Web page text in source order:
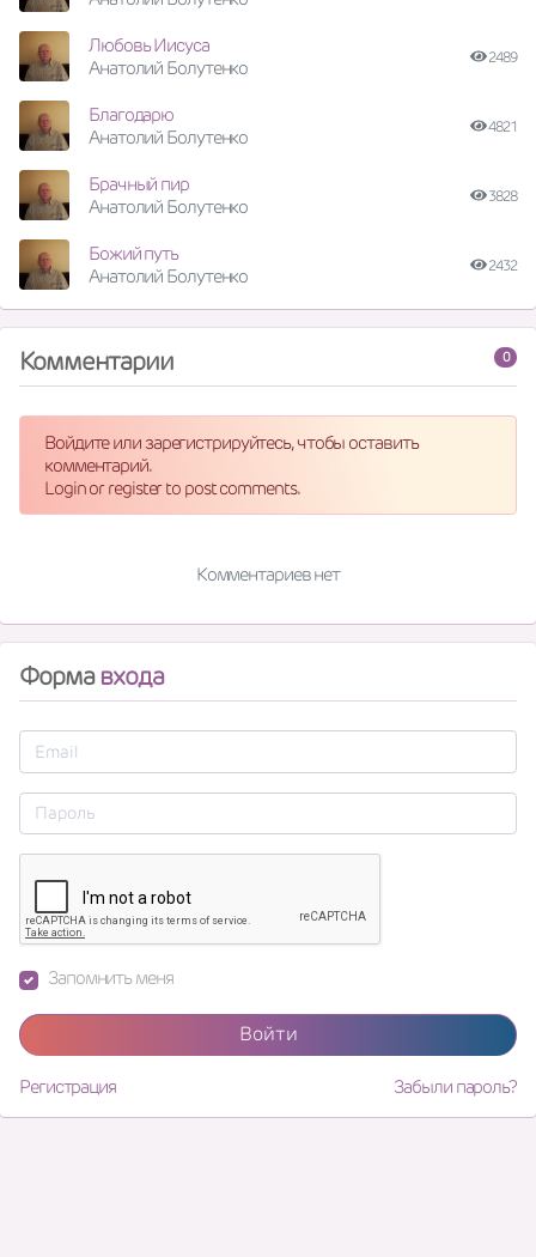
Любовь Иисуса
Анатолий Болутенко
2489
Благодарю
Анатолий Болутенко
4821
Брачный пир
Анатолий Болутенко
3828
Божий путь
Анатолий Болутенко
2432
0
Комментарии
Войдите или зарегистрируйтесь, чтобы оставить
комментарий.
Login or register to post comments.
Комментариев нет
Формавхода
Запомнить меня
Войти
Регистрация Забыли пароль?